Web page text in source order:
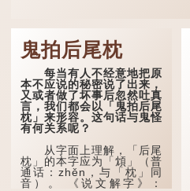
鬼拍后尾枕
每当有人不经意地把原
本不应说的秘密说了出来，
又或者做了坏事后忽然吐真
言，我们都会以「鬼拍后尾
枕」来形容。这句话与鬼怪
有何关系呢？
从字面上理解，「后尾
枕」的本字应为「䪴」（普
通话：zhěn，与「枕」同
音）。 《说文解字》：